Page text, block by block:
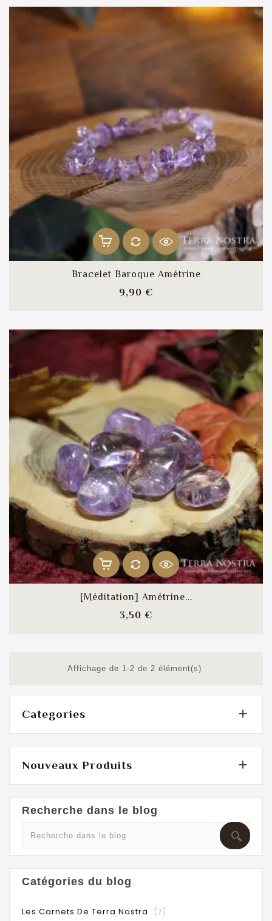
Bracelet Baroque Amétrine
9,90 €
[Méditation] Amétrine...
3,50 €
Affichage de 1-2 de 2 élément(s)
Categories 
Nouveaux Produits 
Recherche dans le blog
Catégories du blog
Les Carnets De Terra Nostra (7)